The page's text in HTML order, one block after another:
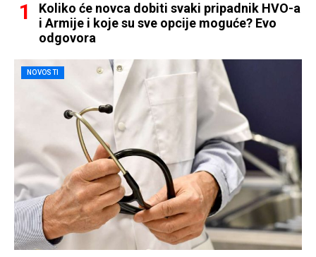
Koliko će novca dobiti svaki pripadnik HVO-a
i Armije i koje su sve opcije moguće? Evo
odgovora
NOVOSTI